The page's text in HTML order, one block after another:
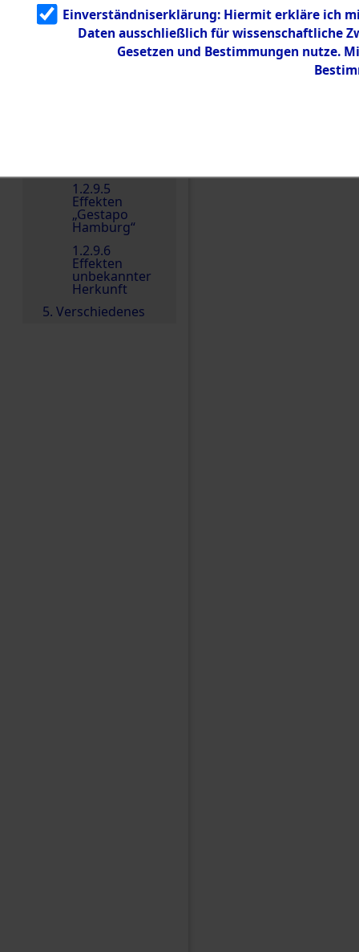
1.2.9.3
Effekten aus
dem KZ
Neuengamm
1.2.9.5
Effekten
„Gestapo
Hamburg“
1.2.9.6
Effekten
unbekannter
Herkunft
5. Verschiedenes
Einen Kommentar
Einverständniserklärung: Hiermit erkläre ich
Daten ausschließlich für wissenschaftliche
Gesetzen und Bestimmungen nutze.